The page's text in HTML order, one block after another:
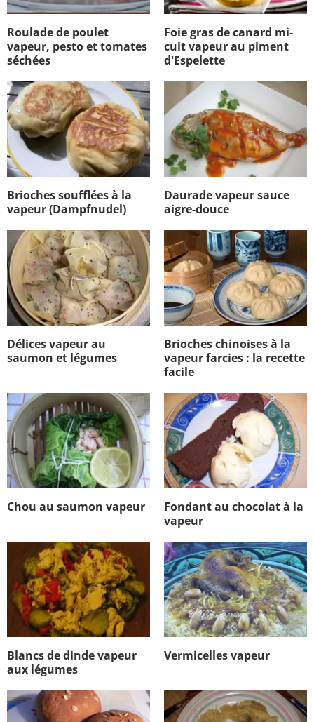
Roulade de poulet
vapeur, pesto et tomates
séchées
Foie gras de canard mi-
cuit vapeur au piment
d'Espelette
Brioches soufflées à la
vapeur (Dampfnudel)
Daurade vapeur sauce
aigre-douce
Délices vapeur au
saumon et légumes
Brioches chinoises à la
vapeur farcies : la recette
facile
Chou au saumon vapeur
Fondant au chocolat à la
vapeur
Blancs de dinde vapeur
aux légumes
Vermicelles vapeur